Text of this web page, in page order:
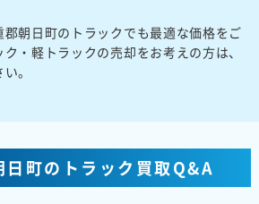
朝日町のトラックでも最適な価格をご
・軽トラックの売却をお考えの方は、
。
日町のトラック買取Q&A